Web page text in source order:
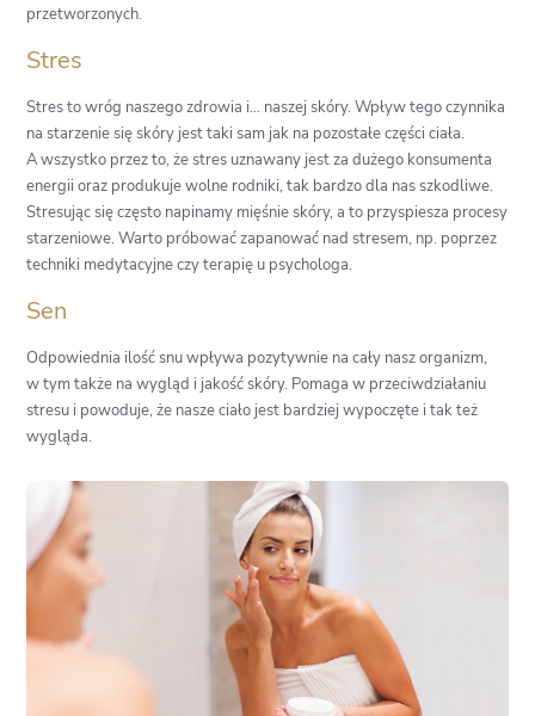
przetworzonych.
Stres
Stres to wróg naszego zdrowia i… naszej skóry. Wpływ tego czynnika
na starzenie się skóry jest taki sam jak na pozostałe części ciała.
A wszystko przez to, że stres uznawany jest za dużego konsumenta
energii oraz produkuje wolne rodniki, tak bardzo dla nas szkodliwe.
Stresując się często napinamy mięśnie skóry, a to przyspiesza procesy
starzeniowe. Warto próbować zapanować nad stresem, np. poprzez
techniki medytacyjne czy terapię u psychologa.
Sen
Odpowiednia ilość snu wpływa pozytywnie na cały nasz organizm,
w tym także na wygląd i jakość skóry. Pomaga w przeciwdziałaniu
stresu i powoduje, że nasze ciało jest bardziej wypoczęte i tak też
wygląda.